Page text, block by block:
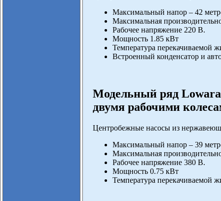
Максимальный напор – 42
Максимальная
Рабочее напряжение 220 В.
Мощность 1.85 кВт
Температура перекачиваемой
Встроенный конденсатор и
Модельный ряд
двумя рабочими
Центробежные насосы из
Максимальный напор – 39
Максимальная
Рабочее напряжение 380 В.
Мощность 0.75 кВт
Температура перекачиваемой